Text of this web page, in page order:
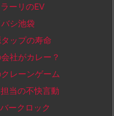
ーリのEV
シ池袋
ップの寿命
社がカレー？
レーンゲーム
当の不快言動
ークロック